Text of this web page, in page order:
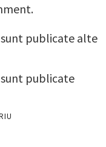
publicate alte
publicate